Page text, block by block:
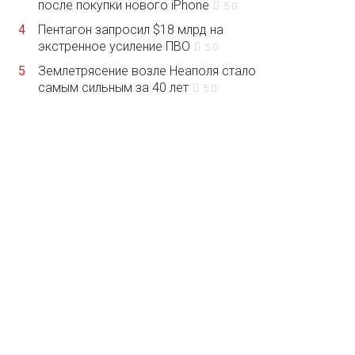
после покупки нового iPhone 5.0
4
Пентагон запросил $18 млрд на
экстренное усиление ПВО
5.0
5
Землетрясение возле Неаполя стало
самым сильным за 40 лет
5.0